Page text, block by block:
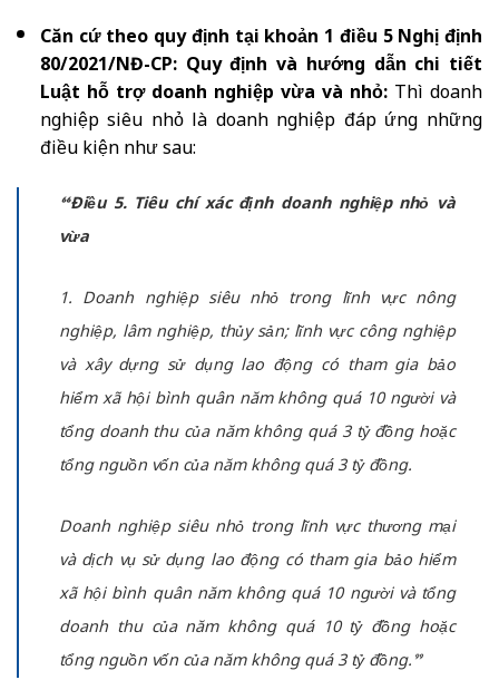
Căn cứ theo quy định tại khoản 1 điều 5 Nghị định
80/2021/NĐ-CP: Quy định và hướng dẫn chi tiết
Luật hỗ trợ doanh nghiệp vừa và nhỏ: Thì doanh
nghiệp siêu nhỏ là doanh nghiệp đáp ứng những
điều kiện như sau:
“Điều 5. Tiêu chí xác định doanh nghiệp nhỏ và
vừa
1. Doanh nghiệp siêu nhỏ trong lĩnh vực nông
nghiệp, lâm nghiệp, thủy sản; lĩnh vực công nghiệp
và xây dựng sử dụng lao động có tham gia bảo
hiểm xã hội bình quân năm không quá 10 người và
tổng doanh thu của năm không quá 3 tỷ đồng hoặc
tổng nguồn vốn của năm không quá 3 tỷ đồng.
Doanh nghiệp siêu nhỏ trong lĩnh vực thương mại
và dịch vụ sử dụng lao động có tham gia bảo hiểm
xã hội bình quân năm không quá 10 người và tổng
doanh thu của năm không quá 10 tỷ đồng hoặc
tổng nguồn vốn của năm không quá 3 tỷ đồng.”